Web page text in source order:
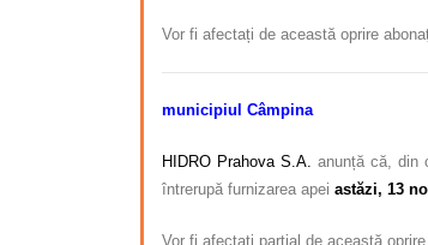
Vor fi afectați de această oprire
municipiul Câmpina
HIDRO Prahova S.A. anunță că, din
întrerupă furnizarea apei astăzi, 13
Vor fi afectați parțial de această